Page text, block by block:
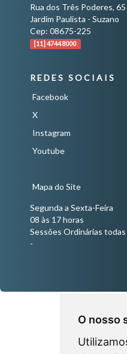
O nosso
Rua dos Três Poderes, 65
Jardim Paulista - Suzano
Cep: 08675-225
[11] 4744 8000
REDES SOCIAIS
Facebook
X
Instagram
Youtube
Mapa do Site
Segunda a Sexta-Feira
08 às 17 horas
Sessões Ordinárias
-